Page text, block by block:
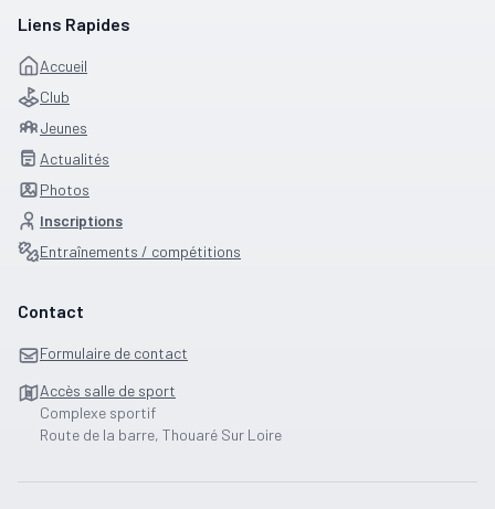
Liens Rapides
Accueil
Club
Jeunes
Actualités
Photos
Inscriptions
Entraînements / compétitions
Contact
Formulaire de contact
Accès salle de sport
Complexe sportif
Route de la barre, Thouaré Sur Loire